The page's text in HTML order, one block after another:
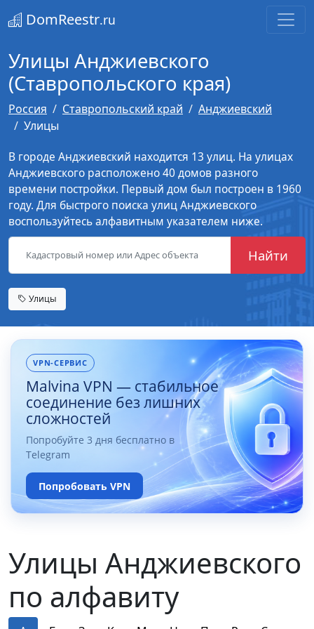
DomReestr.ru
Улицы Анджиевского
(Ставропольского края)
Россия Ставропольский край
Анджиевский
Улицы
В городе Анджиевский находится 13 улиц. На улицах
Анджиевского расположено 40 домов разного
времени постройки. Первый дом был построен в 1960
году. Для быстрого поиска улиц Анджиевского
воспользуйтесь алфавитным указателем ниже.
Найти
Улицы
VPN-СЕРВИС
Malvina VPN — стабильное
соединение без лишних
сложностей
Попробуйте 3 дня бесплатно в
Telegram
Попробовать VPN
Улицы Анджиевского
по алфавиту